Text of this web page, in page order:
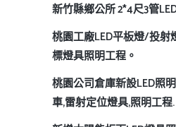
新竹縣鄉公所 2*4尺3管
桃園工廠LED平板燈/投
標燈具照明工程。
桃園公司倉庫新設LED照
車,雷射定位燈具,照明工程.